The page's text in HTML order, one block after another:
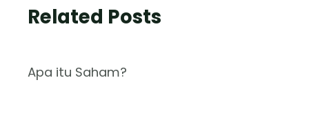
Related Posts
Apa itu Saham?